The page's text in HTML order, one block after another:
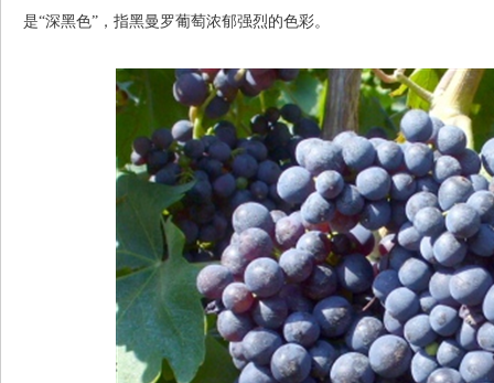
是“深黑色”，指黑曼罗葡萄浓郁强烈的色彩。